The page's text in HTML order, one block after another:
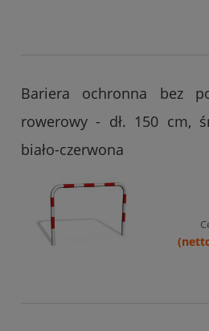
Bariera ochronna bez
rowerowy - dł. 150 cm,
biało-czerwona